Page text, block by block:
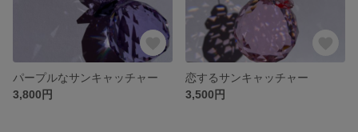
パープルなサンキャッチャー
3,800円
恋するサンキャッチャー
3,500円